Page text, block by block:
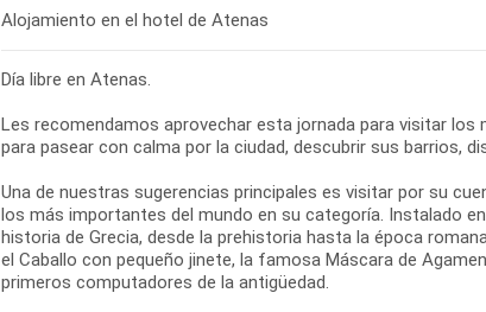
Día libre en Atenas.
Les recomendamos aprovechar esta jornada para visitar
para pasear con calma por la ciudad, descubrir sus barrios,
Una de nuestras sugerencias principales es visitar por su
los más importantes del mundo en su categoría. Instalado
historia de Grecia, desde la prehistoria hasta la época
el Caballo con pequeño jinete, la famosa Máscara de
primeros computadores de la antigüedad.